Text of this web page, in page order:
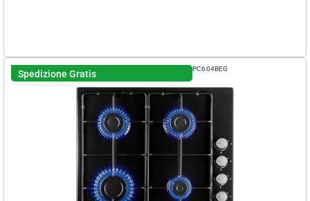
Spedizione Gratis PC604BEG